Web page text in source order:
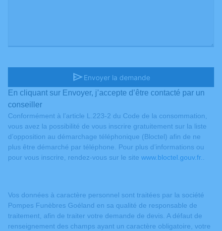
sendEnvoyer la demande
En cliquant sur Envoyer, j’accepte d’être contacté par un
conseiller
Conformément à l’article L.223-2 du Code de la consommation,
vous avez la possibilité de vous inscrire gratuitement sur la liste
d’opposition au démarchage téléphonique (Bloctel) afin de ne
plus être démarché par téléphone. Pour plus d’informations ou
pour vous inscrire, rendez-vous sur le site www.bloctel.gouv.fr.
Vos données à caractère personnel sont traitées par la société
Pompes Funèbres Goéland en sa qualité de responsable de
traitement, afin de traiter votre demande de devis. A défaut de
renseignement des champs ayant un caractère obligatoire, votre